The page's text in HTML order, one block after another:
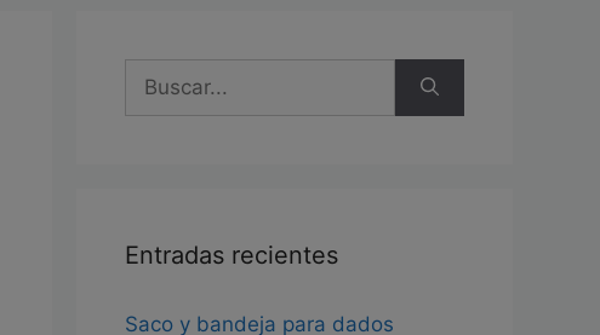
Buscar:
Entradas recientes
Saco y bandeja para dados